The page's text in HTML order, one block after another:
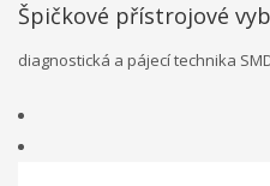
Špičkové přístrojové
diagnostická a pájecí technika